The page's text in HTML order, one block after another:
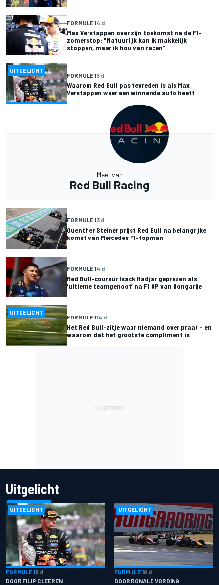
FORMULE 14 d
Max Verstappen over zijn toekomst na de F1-
zomerstop: "Natuurlijk kan ik makkelijk
stoppen, maar ik hou van racen"
UITGELICHT
FORMULE 15 d
Waarom Red Bull pas tevreden is als Max
Verstappen weer een winnende auto heeft
Meer van
Red Bull Racing
FORMULE 13 d
Guenther Steiner prijst Red Bull na belangrijke
komst van Mercedes F1-topman
FORMULE 14 d
Red Bull-coureur Isack Hadjar geprezen als
‘ultieme teamgenoot’ na F1 GP van Hongarije
UITGELICHT
FORMULE 114 d
Het Red Bull-zitje waar niemand over praat – en
waarom dat het grootste compliment is
Uitgelicht
UITGELICHT
FORMULE 15 d
DOOR FILIP CLEEREN
UITGELICHT
FORMULE 16 d
DOOR RONALD VORDING